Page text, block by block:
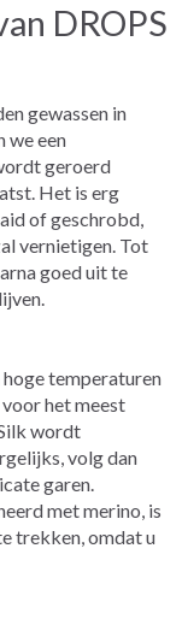
DROPS
gewassen in
we een
geroerd
Het is erg
of geschrobd,
vernietigen. Tot
goed uit te
temperaturen
het meest
wordt
volg dan
garen.
met merino, is
trekken, omdat u